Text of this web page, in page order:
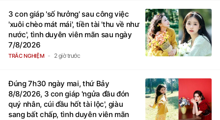
3 con giáp 'số hưởng' sau công việc
'xuôi chèo mát mái', tiền tài 'thu về như
nước', tình duyên viên mãn sau ngày
7/8/2026
TRẮC NGHIỆM 2 giờ trước
Đúng 7h30 ngày mai, thứ Bảy
8/8/2026, 3 con giáp 'ngửa đầu đón
quý nhân, cúi đầu hốt tài lộc', giàu
sang bất chấp, tình duyên viên mãn